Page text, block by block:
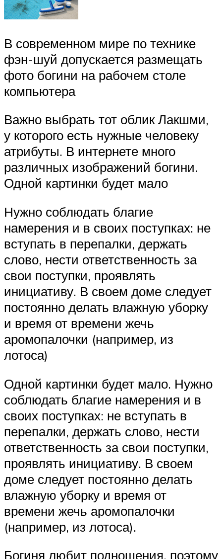
В современном мире по технике
фэн-шуй допускается размещать
фото богини на рабочем столе
компьютера
Важно выбрать тот облик Лакшми,
у которого есть нужные человеку
атрибуты. В интернете много
различных изображений богини.
Одной картинки будет мало
Нужно соблюдать благие
намерения и в своих поступках: не
вступать в перепалки, держать
слово, нести ответственность за
свои поступки, проявлять
инициативу. В своем доме следует
постоянно делать влажную уборку
и время от времени жечь
аромопалочки (например, из
лотоса)
Одной картинки будет мало. Нужно
соблюдать благие намерения и в
своих поступках: не вступать в
перепалки, держать слово, нести
ответственность за свои поступки,
проявлять инициативу. В своем
доме следует постоянно делать
влажную уборку и время от
времени жечь аромопалочки
(например, из лотоса).
Богиня любит подношения, поэтому